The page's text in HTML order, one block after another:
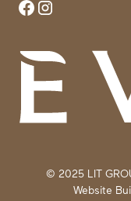
© 2025 LIT
Website